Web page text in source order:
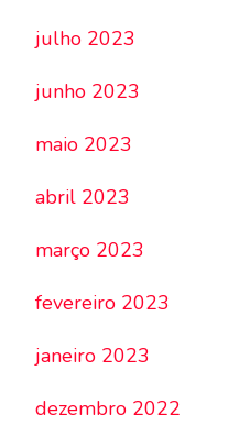
julho 2023
junho 2023
maio 2023
abril 2023
março 2023
fevereiro 2023
janeiro 2023
dezembro 2022